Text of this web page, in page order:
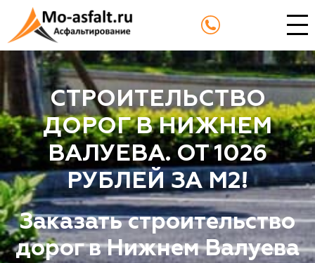
СТРОИТЕЛЬСТВО
ДОРОГ В НИЖНЕМ
ВАЛУЕВА. ОТ 1026
РУБЛЕЙ ЗА М2!
Заказать строительство
дорог в Нижнем Валуева